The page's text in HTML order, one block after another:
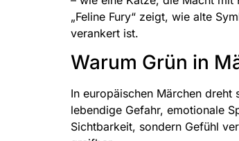
„Feline Fury“ zeigt, wie alte
verankert ist.
Warum Grün in
In europäischen Märchen
lebendige Gefahr, emotionale
Sichtbarkeit, sondern Gefühl